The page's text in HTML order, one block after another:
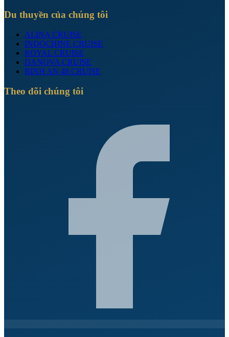
Du thuyền của chúng tôi
ALINA CRUISE
INDOCHINE CRUISE
ROYAL CRUISE
DANOVA CRUISE
BINH AN 48 CRUISE
Theo dõi chúng tôi